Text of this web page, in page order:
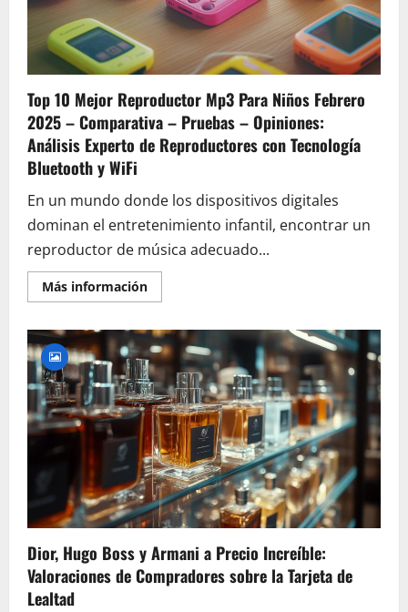
Top 10 Mejor Reproductor Mp3 Para Niños Febrero
2025 – Comparativa – Pruebas – Opiniones:
Análisis Experto de Reproductores con Tecnología
Bluetooth y WiFi
En un mundo donde los dispositivos digitales
dominan el entretenimiento infantil, encontrar un
reproductor de música adecuado...
Más informaciónEn
savoir
Top
10
Mejor
Reproductor
Mp3
Para
Niños
Febrero
2025
–
Comparativa
–
Pruebas
–
Opiniones:
Análisis
de
Reproductores
con
Tecnología
Dior, Hugo Boss y Armani a Precio Increíble:
Valoraciones de Compradores sobre la Tarjeta de
Lealtad